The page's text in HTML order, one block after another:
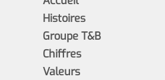
Histoires
Groupe T&B
Chiffres
Valeurs